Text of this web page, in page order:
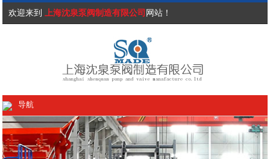
欢迎来到 上海沈泉泵阀制造有限公司 网站！
导航